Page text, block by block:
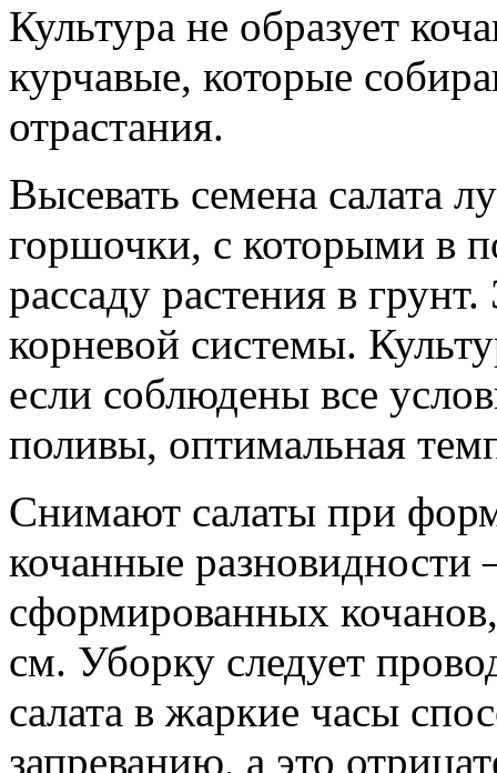
Культура не образует
курчавые, которые
отрастания.
Высевать семена салата
горшочки, с которыми в
рассаду растения в
корневой системы.
если соблюдены все
поливы, оптимальная
Снимают салаты при
кочанные разновидности
сформированных
см. Уборку следует
салата в жаркие часы
запреванию, а это